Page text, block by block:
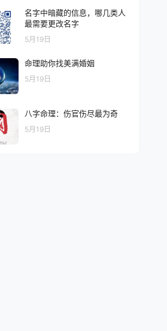
名字中暗藏的信息，哪几类人
最需要更改名字
5月19日
命理助你找美满婚姻
5月19日
八字命理：伤官伤尽最为奇
5月19日